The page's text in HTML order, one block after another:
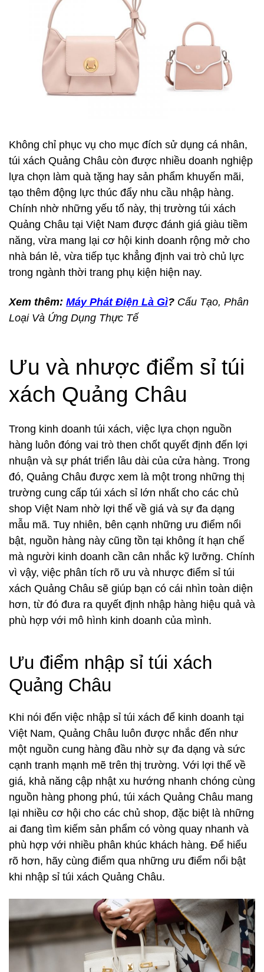
Không chỉ phục vụ cho mục đích sử dụng cá nhân,
túi xách Quảng Châu còn được nhiều doanh nghiệp
lựa chọn làm quà tặng hay sản phẩm khuyến mãi,
tạo thêm động lực thúc đẩy nhu cầu nhập hàng.
Chính nhờ những yếu tố này, thị trường túi xách
Quảng Châu tại Việt Nam được đánh giá giàu tiềm
năng, vừa mang lại cơ hội kinh doanh rộng mở cho
nhà bán lẻ, vừa tiếp tục khẳng định vai trò chủ lực
trong ngành thời trang phụ kiện hiện nay.
Xem thêm: Máy Phát Điện Là Gì? Cấu Tạo, Phân
Loại Và Ứng Dụng Thực Tế
Ưu và nhược điểm sỉ túi
xách Quảng Châu
Trong kinh doanh túi xách, việc lựa chọn nguồn
hàng luôn đóng vai trò then chốt quyết định đến lợi
nhuận và sự phát triển lâu dài của cửa hàng. Trong
đó, Quảng Châu được xem là một trong những thị
trường cung cấp túi xách sỉ lớn nhất cho các chủ
shop Việt Nam nhờ lợi thế về giá và sự đa dạng
mẫu mã. Tuy nhiên, bên cạnh những ưu điểm nổi
bật, nguồn hàng này cũng tồn tại không ít hạn chế
mà người kinh doanh cần cân nhắc kỹ lưỡng. Chính
vì vậy, việc phân tích rõ ưu và nhược điểm sỉ túi
xách Quảng Châu sẽ giúp bạn có cái nhìn toàn diện
hơn, từ đó đưa ra quyết định nhập hàng hiệu quả và
phù hợp với mô hình kinh doanh của mình.
Ưu điểm nhập sỉ túi xách
Quảng Châu
Khi nói đến việc nhập sỉ túi xách để kinh doanh tại
Việt Nam, Quảng Châu luôn được nhắc đến như
một nguồn cung hàng đầu nhờ sự đa dạng và sức
cạnh tranh mạnh mẽ trên thị trường. Với lợi thế về
giá, khả năng cập nhật xu hướng nhanh chóng cùng
nguồn hàng phong phú, túi xách Quảng Châu mang
lại nhiều cơ hội cho các chủ shop, đặc biệt là những
ai đang tìm kiếm sản phẩm có vòng quay nhanh và
phù hợp với nhiều phân khúc khách hàng. Để hiểu
rõ hơn, hãy cùng điểm qua những ưu điểm nổi bật
khi nhập sỉ túi xách Quảng Châu.